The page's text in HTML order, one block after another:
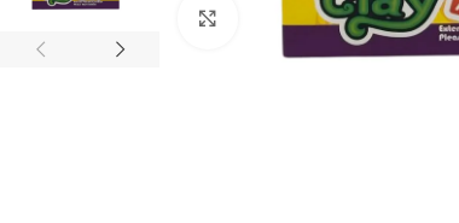
Click to enlarge